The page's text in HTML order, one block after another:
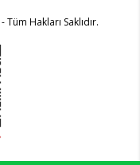
- Tüm Hakları Saklıdır.